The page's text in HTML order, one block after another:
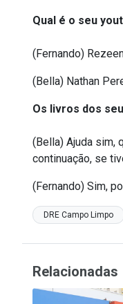
Qual é o seu
(Fernando)
(Bella) Nathan
Os livros dos
(Bella) Ajuda sim,
continuação, se
(Fernando) Sim,
DRE Campo Limpo
Relacionadas